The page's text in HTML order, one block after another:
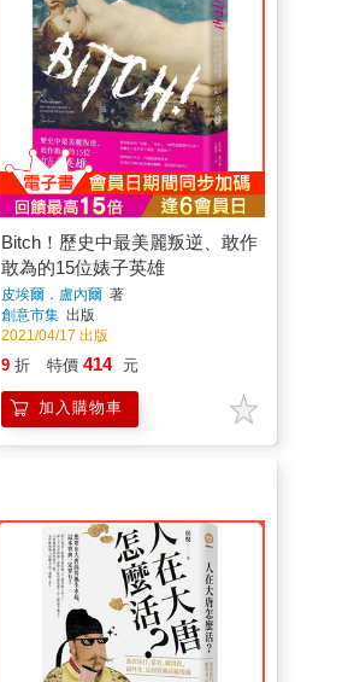
Bitch！歷史中最美麗叛逆、敢作
敢為的15位婊子英雄
皮埃爾．盧內爾 著
創意市集 出版
2021/04/17 出版
9 折 特價 414 元
加入購物車